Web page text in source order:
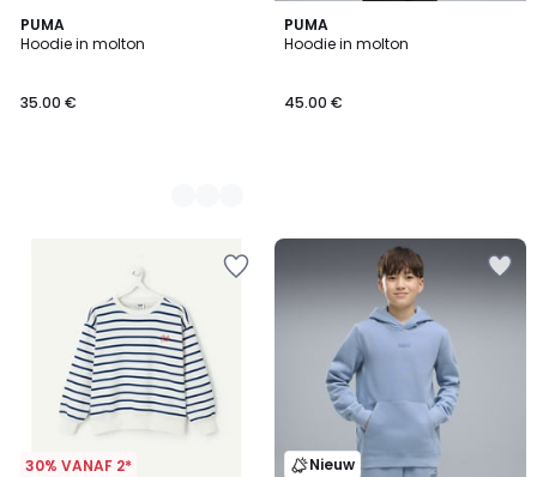
PUMA
Hoodie in molton
35.00 €
2
Kleuren
PUMA
Hoodie in molton
45.00 €
30% VANAF 2* Nieuw